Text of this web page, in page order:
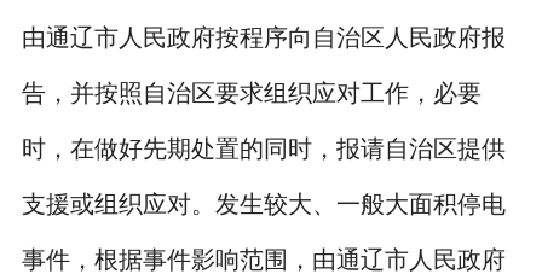
由通辽市人民政府按程序向自治区人民政府报
告，并按照自治区要求组织应对工作，必要
时，在做好先期处置的同时，报请自治区提供
支援或组织应对。发生较大、一般大面积停电
事件，根据事件影响范围，由通辽市人民政府